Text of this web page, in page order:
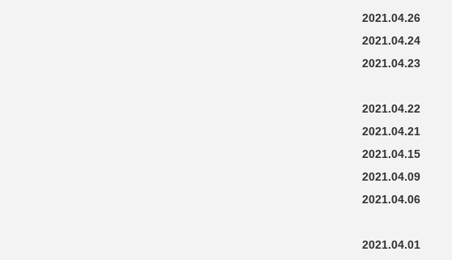
2021.04.26
2021.04.24
2021.04.23
2021.04.22
2021.04.21
2021.04.15
2021.04.09
2021.04.06
2021.04.01